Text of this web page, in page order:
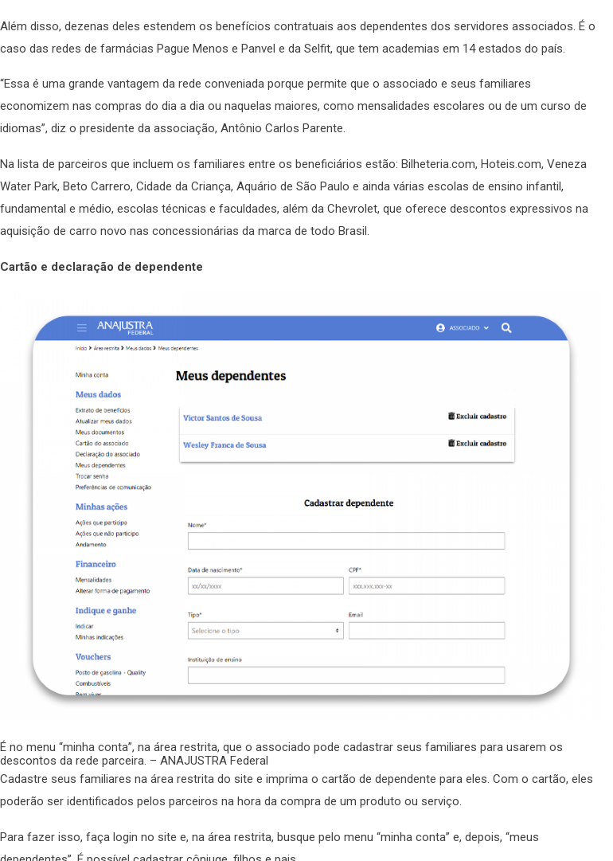
Além disso, dezenas deles estendem os benefícios contratuais aos dependentes dos servidores associados. É o
caso das redes de farmácias Pague Menos e Panvel e da Selfit, que tem academias em 14 estados do país.
“Essa é uma grande vantagem da rede conveniada porque permite que o associado e seus familiares
economizem nas compras do dia a dia ou naquelas maiores, como mensalidades escolares ou de um curso de
idiomas”, diz o presidente da associação, Antônio Carlos Parente.
Na lista de parceiros que incluem os familiares entre os beneficiários estão: Bilheteria.com, Hoteis.com, Veneza
Water Park, Beto Carrero, Cidade da Criança, Aquário de São Paulo e ainda várias escolas de ensino infantil,
fundamental e médio, escolas técnicas e faculdades, além da Chevrolet, que oferece descontos expressivos na
aquisição de carro novo nas concessionárias da marca de todo Brasil.
Cartão e declaração de dependente
É no menu “minha conta”, na área restrita, que o associado pode cadastrar seus familiares para usarem os
descontos da rede parceira. – ANAJUSTRA Federal
Cadastre seus familiares na área restrita do site e imprima o cartão de dependente para eles. Com o cartão, eles
poderão ser identificados pelos parceiros na hora da compra de um produto ou serviço.
Para fazer isso, faça login no site e, na área restrita, busque pelo menu “minha conta” e, depois, “meus